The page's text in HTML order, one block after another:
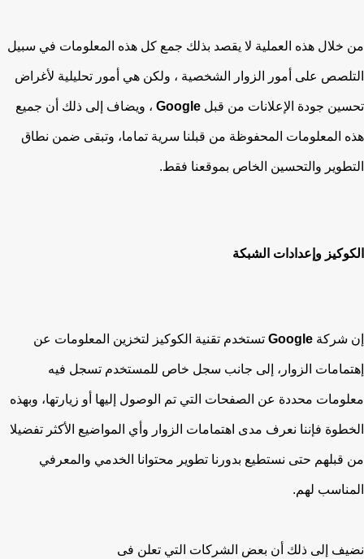
من خلال هذه العملية لا يقصد بذلك جمع كل هذه المعلومات في سبيل
التلصص على أمور الزوار الشخصية ، ولكن هي أمور تحليلية لأغراض
تحسين جودة الإعلانات من قبل Google ، ويضاف إلى ذلك أن جميع
هذه المعلومات المحفوظة من قبلنا سرية تماما، وتبقى ضمن نطاق
التطوير والتحسين الخاص بموقعنا فقط.
الكوكيز وإعدادات الشبكة
إن شركة Google تستخدم تقنية الكوكيز لتخزين المعلومات عن
إهتمامات الزوار، إلى جانب سجل خاص للمستخدم تسجل فيه
معلومات محددة عن الصفحات التي تم الوصول إليها أو زيارتها، وبهذه
الخطوة فإننا نعرف مدى اهتمامات الزوار وأي المواضيع الأكثر تفضيلا
من قبلهم حتى نستطيع بدورنا تطوير محتوانا الخدمي والمعرفي
المناسب لهم.
نضيف إلى ذلك أن بعض الشركات التي تعلن فى